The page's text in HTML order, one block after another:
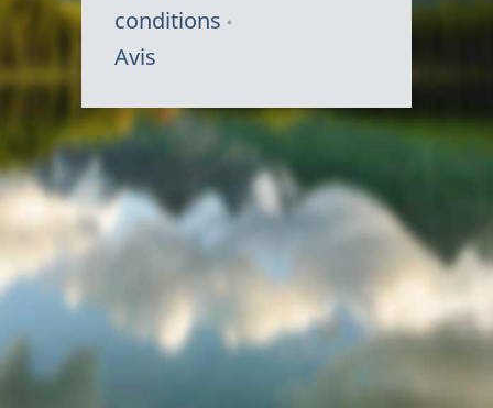
conditions
Avis
Symbole
du